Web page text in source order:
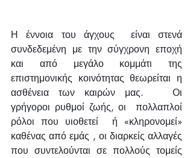
Η έννοια του άγχους  είναι στενά
συνδεδεμένη με την σύγχρονη εποχή
και από μεγάλο κομμάτι της
επιστημονικής κοινότητας θεωρείται η
ασθένεια των καιρών μας.   Οι
γρήγοροι ρυθμοί ζωής, οι  πολλαπλοί
ρόλοι που υιοθετεί  ή «κληρονομεί»
καθένας από εμάς , οι διαρκείς αλλαγές
που συντελούνται σε πολλούς τομείς